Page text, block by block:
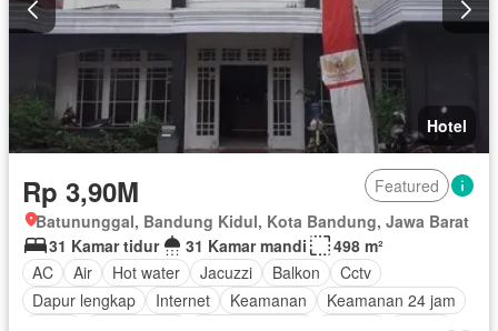
Hotel
Rp 3,90M
Featured
Batununggal, Bandung Kidul, Kota Bandung, Jawa Barat
31 Kamar tidur
31 Kamar mandi
498 m²
AC
Air Hot water Jacuzzi Balkon
Cctv
Dapur lengkap
Internet Keamanan
Keamanan 24 jam